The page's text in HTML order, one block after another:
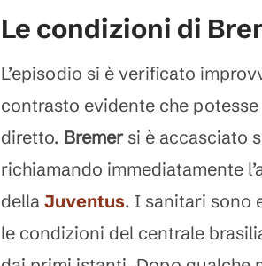
Le condizioni di
L’episodio si è verificato
contrasto evidente che
diretto. Bremer si è accasciato
richiamando immediatamente
della Juventus. I sanitari sono
le condizioni del centrale